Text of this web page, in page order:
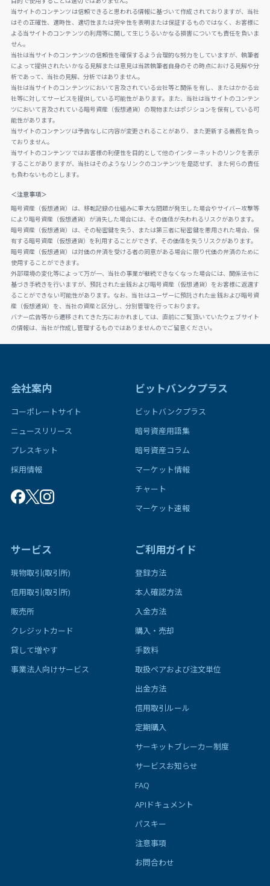
当サイトのコンテンツは信頼できると思われる情報に基づいて作成されておりますが、当社
はその正確性、適時性、適切性または完全性を表明または保証するものではなく、お客様に
よる当サイトのコンテンツの利用等に関して生じうるいかなる損害についても責任を負いま
せん。
当社は当サイトのコンテンツの信頼性を確保するよう合理的な努力をしていますが、執筆者
によって提供されたいかなる見解または意見は当該執筆者自身のその時点における見解や分
析であって、当社の見解、分析ではありません。
当社は当サイトのコンテンツにおいて言及されている会社等と関係を有し、またはかかる会
社等に対してサービスを提供している可能性があります。また、当社は当サイトのコンテン
ツにおいて言及されている暗号資産（仮想通貨）の現物またはポジションを保有している可
能性があります。
当サイトのコンテンツは予告なしに内容が変更されることがあり、また更新する義務を負っ
ておりません。
当サイトのコンテンツではお客様の利便性を目的として他のインターネットのリンクを表示
することがありますが、当社はそのようなリンクのコンテンツを是認せず、また何らの責任
も負わないものとします。
＜注意事項＞
暗号資産（仮想通貨）は、移転記録の仕組みに重大な問題が発生した場合やサイバー攻撃等
により暗号資産（仮想通貨）が消失した場合には、その価値が失われるリスクがあります。
暗号資産（仮想通貨）は、その秘密鍵を失う、または第三者に秘密鍵を悪用された場合、保
有する暗号資産（仮想通貨）を利用することができず、その価値を失うリスクがあります。
暗号資産（仮想通貨）は対価の弁済を受ける者の同意がある場合に限り代価の弁済のために
使用することができます。
外部環境の変化等によって万が一、当社の事業が継続できなくなった場合には、関係法令に
基づき手続きを行いますが、預託された金銭および暗号資産（仮想通貨）をお客様に返還す
ることができない可能性があります。なお、当社はユーザーに預託された金銭および暗号資
産（仮想通貨）を、当社の資産と区分し、分別管理を行っております。
バナー広告等から遷移されてきた方におかれましては、直前にご覧頂いていたウェブサイト
の情報は、当社が作成し管理するものではありませんのでご留意ください。
会社案内
コーポレートサイト
ニュースリリース
プレスキット
採用情報
ビットバンクプラス
ビットバンクプラス
暗号資産用語集
暗号資産コラム
マーケット情報
チャート
マーケット速報
サービス
現物取引(取引所)
信用取引(取引所)
販売所
クレジットカード
貸して増やす
事業法人向けサービス
ご利用ガイド
登録方法
本人確認方法
入金方法
購入・売却
手数料
取扱ペアおよび注文単位
出金方法
信用取引ルール
定期購入
サーキットブレーカー制度
サービスお知らせ
FAQ
APIドキュメント
パスキー
注意事項
お問合わせ